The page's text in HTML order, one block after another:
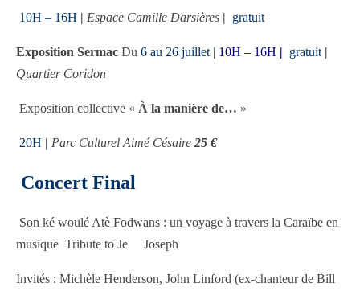
10H – 16H | Espace Camille Darsières | gratuit
Exposition Sermac Du 6 au 26 juillet | 10H – 16H | gratuit |
Quartier Coridon
Exposition collective « À la manière de… »
20H | Parc Culturel Aimé Césaire 25 €
Concert Final
Son ké woulé Atè Fodwans : un voyage à travers la Caraïbe en
musique Tribute to Je Joseph
Invités : Michèle Henderson, John Linford (ex-chanteur de Bill